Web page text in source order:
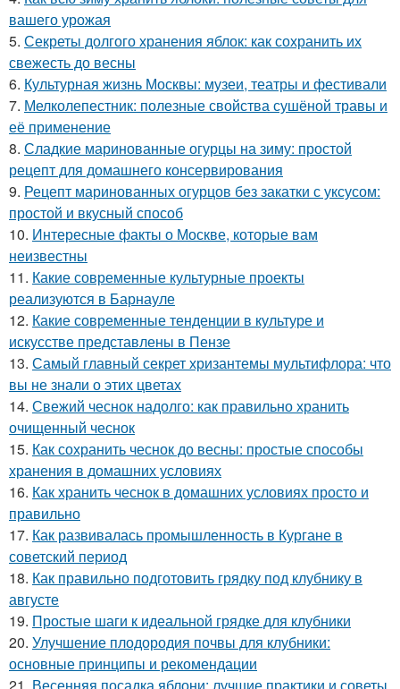
вашего урожая
5. Секреты долгого хранения яблок: как сохранить их
свежесть до весны
6. Культурная жизнь Москвы: музеи, театры и фестивали
7. Мелколепестник: полезные свойства сушёной травы и
её применение
8. Сладкие маринованные огурцы на зиму: простой
рецепт для домашнего консервирования
9. Рецепт маринованных огурцов без закатки с уксусом:
простой и вкусный способ
10. Интересные факты о Москве, которые вам
неизвестны
11. Какие современные культурные проекты
реализуются в Барнауле
12. Какие современные тенденции в культуре и
искусстве представлены в Пензе
13. Самый главный секрет хризантемы мультифлора: что
вы не знали о этих цветах
14. Свежий чеснок надолго: как правильно хранить
очищенный чеснок
15. Как сохранить чеснок до весны: простые способы
хранения в домашних условиях
16. Как хранить чеснок в домашних условиях просто и
правильно
17. Как развивалась промышленность в Кургане в
советский период
18. Как правильно подготовить грядку под клубнику в
августе
19. Простые шаги к идеальной грядке для клубники
20. Улучшение плодородия почвы для клубники:
основные принципы и рекомендации